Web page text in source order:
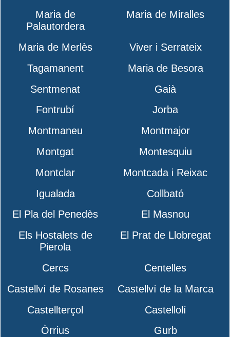
Maria de
Palautordera
Maria de Miralles
Maria de Merlès
Viver i Serrateix
Tagamanent
Maria de Besora
Sentmenat
Gaià
Fontrubí
Jorba
Montmaneu
Montmajor
Montgat
Montesquiu
Montclar
Montcada i Reixac
Igualada
Collbató
El Pla del Penedès
El Masnou
Els Hostalets de
Pierola
El Prat de Llobregat
Cercs
Centelles
Castellví de Rosanes
Castellví de la Marca
Castellterçol
Castellolí
Òrrius
Gurb